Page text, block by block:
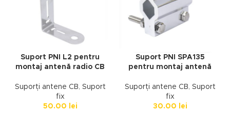
Suport PNI L2 pentru
montaj antenă radio CB
Suporți antene CB, Suport
fix
50.00
lei
Suport PNI SPA135
pentru montaj antenă
Suporți antene CB, Suport
fix
30.00
lei